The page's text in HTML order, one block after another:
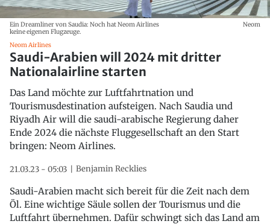
Ein Dreamliner von Saudia: Noch hat Neom Airlines
keine eigenen Flugzeuge.
Neom
Neom Airlines
Saudi-Arabien will 2024 mit dritter
Nationalairline starten
Das Land möchte zur Luftfahrtnation und
Tourismusdestination aufsteigen. Nach Saudia und
Riyadh Air will die saudi-arabische Regierung daher
Ende 2024 die nächste Fluggesellschaft an den Start
bringen: Neom Airlines.
21.03.23 - 05:03 Benjamin Recklies
Saudi-Arabien macht sich bereit für die Zeit nach dem
Öl. Eine wichtige Säule sollen der Tourismus und die
Luftfahrt übernehmen. Dafür schwingt sich das Land am